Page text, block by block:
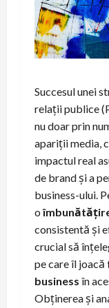
Succesul unei
relații publice
nu doar prin
apariții media,
impactul real
de brand și a
business-ului.
o
consistentă și
crucial să
pe care îl joacă
business în
Obținerea și